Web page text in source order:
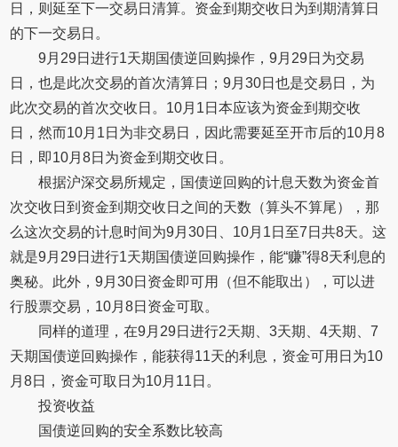
日，则延至下一交易日清算。资金到期交收日为到期清算日
的下一交易日。
9月29日进行1天期国债逆回购操作，9月29日为交易
日，也是此次交易的首次清算日；9月30日也是交易日，为
此次交易的首次交收日。10月1日本应该为资金到期交收
日，然而10月1日为非交易日，因此需要延至开市后的10月8
日，即10月8日为资金到期交收日。
根据沪深交易所规定，国债逆回购的计息天数为资金首
次交收日到资金到期交收日之间的天数（算头不算尾），那
么这次交易的计息时间为9月30日、10月1日至7日共8天。这
就是9月29日进行1天期国债逆回购操作，能“赚”得8天利息的
奥秘。此外，9月30日资金即可用（但不能取出），可以进
行股票交易，10月8日资金可取。
同样的道理，在9月29日进行2天期、3天期、4天期、7
天期国债逆回购操作，能获得11天的利息，资金可用日为10
月8日，资金可取日为10月11日。
投资收益
国债逆回购的安全系数比较高